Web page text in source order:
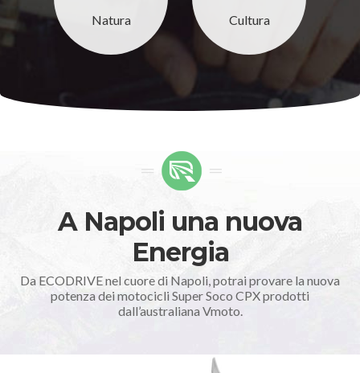
Natura Cultura
A Napoli una nuova
Energia
Da ECODRIVE nel cuore di Napoli, potrai provare la nuova
potenza dei motocicli Super Soco CPX prodotti
dall’australiana Vmoto.